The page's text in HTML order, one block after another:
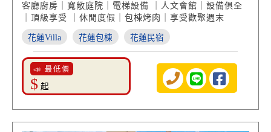
客廳廚房｜寬敞庭院｜電梯設備 ｜人文會館｜設備俱全
｜頂級享受 ｜休閒度假｜包棟烤肉｜享受歡聚週末
花蓮Villa 花蓮包棟 花蓮民宿
📣 最低價
$ 起